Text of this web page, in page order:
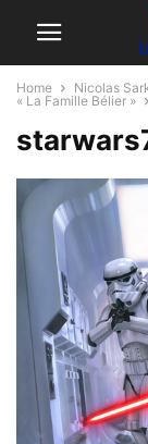
Home
Nicolas
« La Famille Bélier »